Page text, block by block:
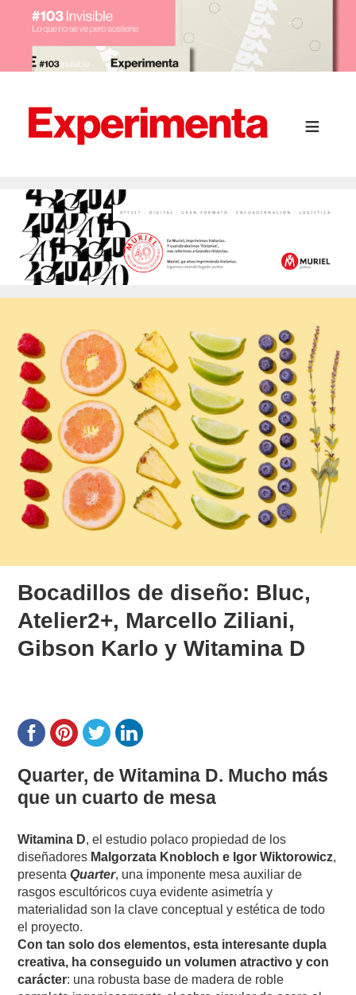
Bocadillos de diseño: Bluc,
Atelier2+, Marcello Ziliani,
Gibson Karlo y Witamina D
Quarter, de Witamina D. Mucho más
que un cuarto de mesa
Witamina D, el estudio polaco propiedad de los
diseñadores Malgorzata Knobloch e Igor Wiktorowicz,
presentaQuarter, una imponente mesa auxiliar de
rasgos escultóricos cuya evidente asimetría y
materialidad son la clave conceptual y estética de todo
el proyecto.
Con tan solo dos elementos, esta interesante dupla
creativa, ha conseguido un volumen atractivo y con
carácter: una robusta base de madera de roble